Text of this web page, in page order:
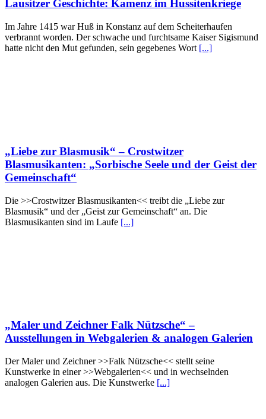
Lausitzer Geschichte: Kamenz im Hussitenkriege
Im Jahre 1415 war Huß in Konstanz auf dem Scheiterhaufen
verbrannt worden. Der schwache und furchtsame Kaiser Sigismund
hatte nicht den Mut gefunden, sein gegebenes Wort [...]
„Liebe zur Blasmusik“ – Crostwitzer
Blasmusikanten: „Sorbische Seele und der Geist der
Gemeinschaft“
Die >>Crostwitzer Blasmusikanten<< treibt die „Liebe zur
Blasmusik“ und der „Geist zur Gemeinschaft“ an. Die
Blasmusikanten sind im Laufe [...]
„Maler und Zeichner Falk Nützsche“ –
Ausstellungen in Webgalerien & analogen Galerien
Der Maler und Zeichner >>Falk Nützsche<< stellt seine
Kunstwerke in einer >>Webgalerien<< und in wechselnden
analogen Galerien aus. Die Kunstwerke [...]